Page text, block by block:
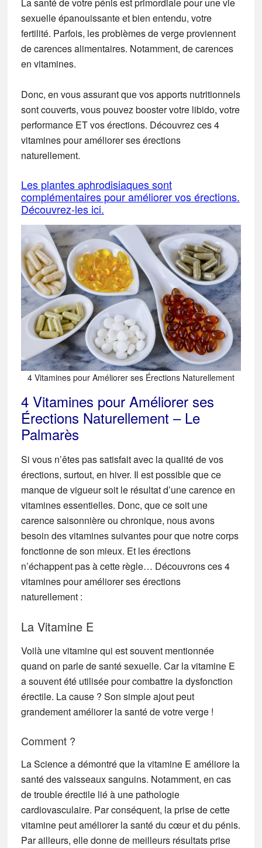
sexuelle épanouissante et bien entendu, votre
fertilité. Parfois, les problèmes de verge proviennent
de carences alimentaires. Notamment, de carences
en vitamines.
Donc, en vous assurant que vos apports nutritionnels
sont couverts, vous pouvez booster votre libido, votre
performance ET vos érections. Découvrez ces 4
vitamines pour améliorer ses érections
naturellement.
Les plantes aphrodisiaques sont
complémentaires pour améliorer vos érections.
Découvrez-les ici.
4 Vitamines pour Améliorer ses Érections Naturellement
4 Vitamines pour Améliorer ses
Érections Naturellement – Le
Palmarès
Si vous n’êtes pas satisfait avec la qualité de vos
érections, surtout, en hiver. Il est possible que ce
manque de vigueur soit le résultat d’une carence en
vitamines essentielles. Donc, que ce soit une
carence saisonnière ou chronique, nous avons
besoin des vitamines suivantes pour que notre corps
fonctionne de son mieux. Et les érections
n’échappent pas à cette règle… Découvrons ces 4
vitamines pour améliorer ses érections
naturellement :
La Vitamine E
Voilà une vitamine qui est souvent mentionnée
quand on parle de santé sexuelle. Car la vitamine E
a souvent été utilisée pour combattre la dysfonction
érectile. La cause ? Son simple ajout peut
grandement améliorer la santé de votre verge !
Comment ?
La Science a démontré que la vitamine E améliore la
santé des vaisseaux sanguins. Notamment, en cas
de trouble érectile lié à une pathologie
cardiovasculaire. Par conséquent, la prise de cette
vitamine peut améliorer la santé du cœur et du pénis.
Par ailleurs, elle donne de meilleurs résultats prise